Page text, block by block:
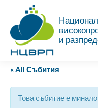
и
« All Събития
Това събитие е